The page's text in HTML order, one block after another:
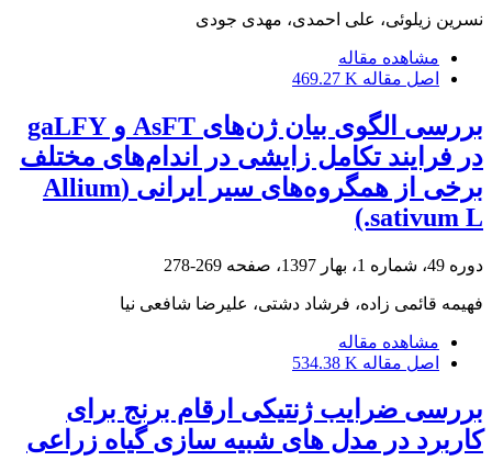
نسرین زیلوئی، علی احمدی، مهدی جودی
مشاهده مقاله
اصل مقاله 469.27 K
بررسی الگوی بیان ژن‌های AsFT و gaLFY
در فرایند تکامل زایشی در اندام‌های مختلف
برخی از همگروه‌های سیر ایرانی (Allium
sativum L.)
دوره 49، شماره 1، بهار 1397، صفحه 269-278
فهیمه قائمی زاده، فرشاد دشتی، علیرضا شافعی نیا
مشاهده مقاله
اصل مقاله 534.38 K
بررسی ضرایب ژنتیکی ارقام برنج برای
کاربرد در مدل های شبیه سازی گیاه زراعی